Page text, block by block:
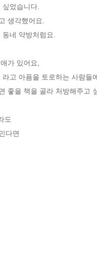
싶었습니다.
생각했어요.
네 약방처럼요.
가 있어요,
고 아픔을 토로하는 사람들
좋을 책을 골라 처방해주고
도
다면